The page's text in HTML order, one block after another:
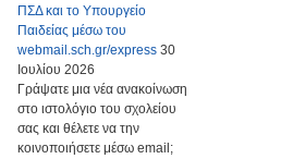
ΠΣΔ και το Υπουργείο
Παιδείας μέσω του
webmail.sch.gr/express 30
Ιουλίου 2026
Γράψατε μια νέα ανακοίνωση
στο ιστολόγιο του σχολείου
σας και θέλετε να την
κοινοποιήσετε μέσω email;